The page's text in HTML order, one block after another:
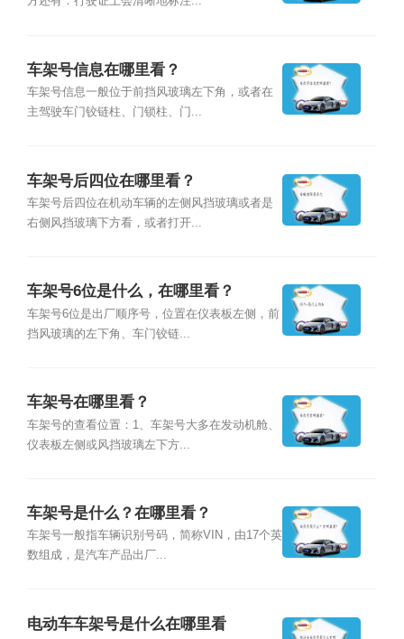
车架号信息在哪里看？
车架号信息一般位于前挡风玻璃左下角，或者在
主驾驶车门铰链柱、门锁柱、门...
车架号后四位在哪里看？
车架号后四位在机动车辆的左侧风挡玻璃或者是
右侧风挡玻璃下方看，或者打开...
车架号6位是什么，在哪里看？
车架号6位是出厂顺序号，位置在仪表板左侧，前
挡风玻璃的左下角、车门铰链...
车架号在哪里看？
车架号的查看位置：1、车架号大多在发动机舱、
仪表板左侧或风挡玻璃左下方...
车架号是什么？在哪里看？
车架号一般指车辆识别号码，简称VIN，由17个英
数组成，是汽车产品出厂...
电动车车架号是什么在哪里看